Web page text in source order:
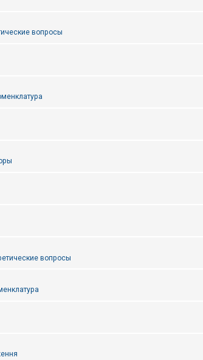
вопросы
вопросы